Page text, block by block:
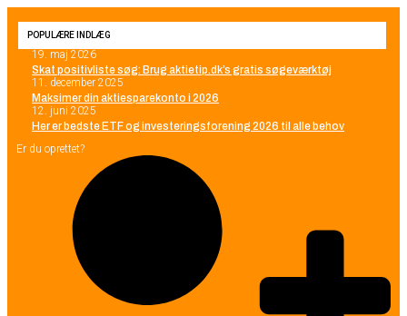
POPULÆRE INDLÆG
19. maj 2026
Skat positivliste søg: Brug aktietip.dk’s gratis søgeværktøj
11. december 2025
Maksimer din aktiesparekonto i 2026
12. juni 2025
Her er bedste ETF og investeringsforening 2026 til alle behov
Er du oprettet?